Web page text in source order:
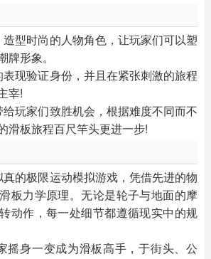
型时尚的人物角色，让玩家们可以塑
形象。
现验证身份，并且在紧张刺激的旅程
宰!
玩家们致胜机会，根据难度不同而不
滑板旅程百尺竿头更进一步!
的极限运动模拟游戏，凭借先进的物
板力学原理。无论是轮子与地面的摩
动作，每一处细节都遵循现实中的规
摇身一变成为滑板高手，于街头、公